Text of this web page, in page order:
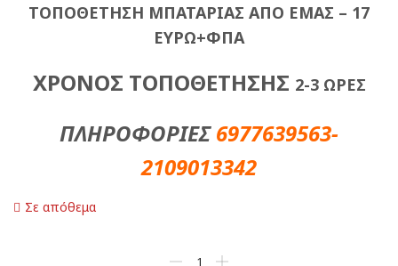
ΤΟΠΟΘΕΤΗΣΗ ΜΠΑΤΑΡΙΑΣ ΑΠΟ ΕΜΑΣ – 17
ΕΥΡΩ+ΦΠΑ
ΧΡΟΝΟΣ ΤΟΠΟΘΕΤΗΣΗΣ 2-3 ΩΡΕΣ
ΠΛΗΡΟΦΟΡΙΕΣ6977639563-
2109013342
Σε απόθεμα